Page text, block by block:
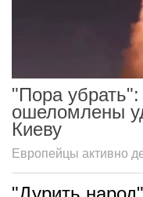
"Пора
ошеломлены
Киеву
Европейцы активно